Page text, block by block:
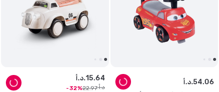
د.أ.54.06 د.أ.15.64
د.أ. 22.97
32